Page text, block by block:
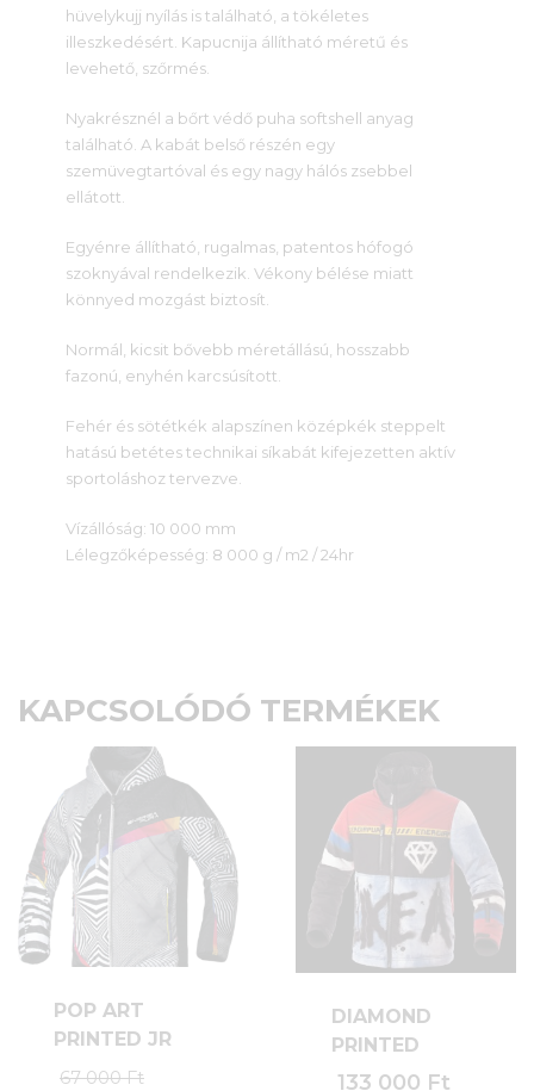
hüvelykujj nyílás is található, a tökéletes
illeszkedésért. Kapucnija állítható méretű és
levehető, szőrmés.
Nyakrésznél a bőrt védő puha softshell anyag
található. A kabát belső részén egy
szemüvegtartóval és egy nagy hálós zsebbel
ellátott.
Egyénre állítható, rugalmas, patentos hófogó
szoknyával rendelkezik. Vékony bélése miatt
könnyed mozgást biztosít.
Normál, kicsit bővebb méretállású, hosszabb
fazonú, enyhén karcsúsított.
Fehér és sötétkék alapszínen középkék steppelt
hatású betétes technikai síkabát kifejezetten aktív
sportoláshoz tervezve.
Vízállóság: 10 000 mm
Lélegzőképesség: 8 000 g / m2 / 24hr
KAPCSOLÓDÓ TERMÉKEK
POP ART
PRINTED JR
67 000Ft
DIAMOND
PRINTED
133 000 Ft